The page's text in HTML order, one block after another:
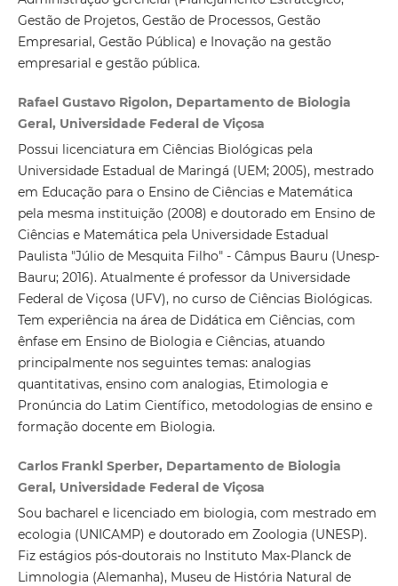
Gestão de Projetos, Gestão de Processos, Gestão
Empresarial, Gestão Pública) e Inovação na gestão
empresarial e gestão pública.
Rafael Gustavo Rigolon, Departamento de Biologia
Geral, Universidade Federal de Viçosa
Possui licenciatura em Ciências Biológicas pela
Universidade Estadual de Maringá (UEM; 2005), mestrado
em Educação para o Ensino de Ciências e Matemática
pela mesma instituição (2008) e doutorado em Ensino de
Ciências e Matemática pela Universidade Estadual
Paulista "Júlio de Mesquita Filho" - Câmpus Bauru (Unesp-
Bauru; 2016). Atualmente é professor da Universidade
Federal de Viçosa (UFV), no curso de Ciências Biológicas.
Tem experiência na área de Didática em Ciências, com
ênfase em Ensino de Biologia e Ciências, atuando
principalmente nos seguintes temas: analogias
quantitativas, ensino com analogias, Etimologia e
Pronúncia do Latim Científico, metodologias de ensino e
formação docente em Biologia.
Carlos Frankl Sperber, Departamento de Biologia
Geral, Universidade Federal de Viçosa
Sou bacharel e licenciado em biologia, com mestrado em
ecologia (UNICAMP) e doutorado em Zoologia (UNESP).
Fiz estágios pós-doutorais no Instituto Max-Planck de
Limnologia (Alemanha), Museu de História Natural de